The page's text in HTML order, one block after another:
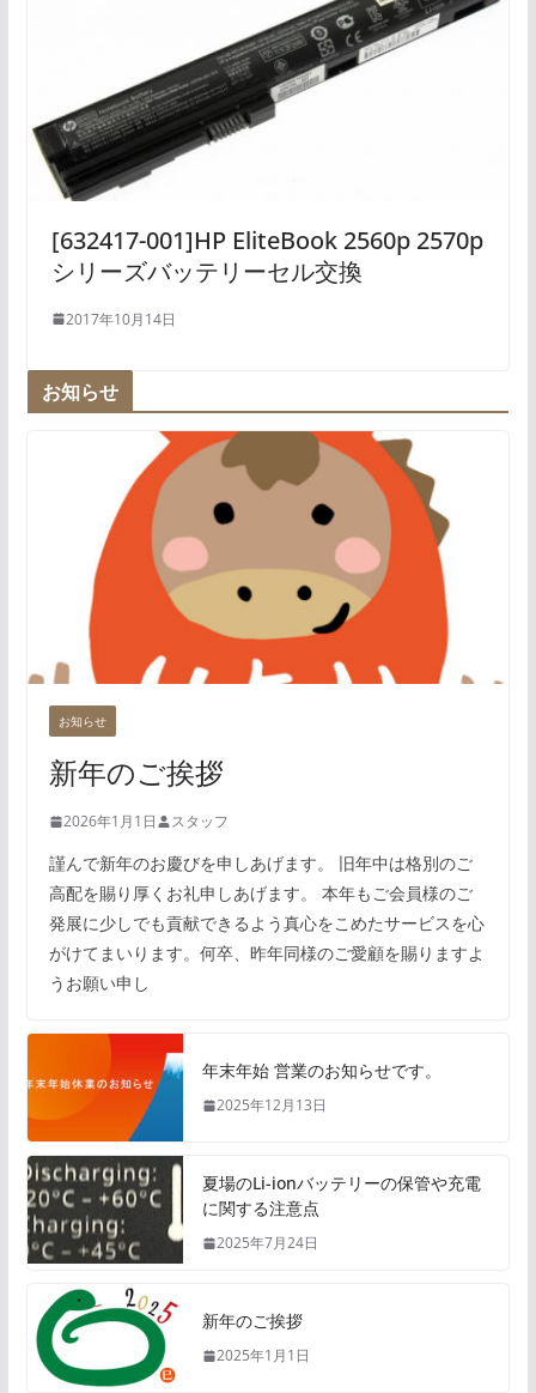
[632417-001]HP EliteBook 2560p 2570p
シリーズバッテリーセル交換
2017年10月14日
お知らせ
お知らせ
新年のご挨拶
2026年1月1日 スタッフ
謹んで新年のお慶びを申しあげます。 旧年中は格別のご
高配を賜り厚くお礼申しあげます。 本年もご会員様のご
発展に少しでも貢献できるよう真心をこめたサービスを心
がけてまいります。何卒、昨年同様のご愛顧を賜りますよ
うお願い申し
年末年始 営業のお知らせです。
2025年12月13日
夏場のLi-ionバッテリーの保管や充電
に関する注意点
2025年7月24日
新年のご挨拶
2025年1月1日